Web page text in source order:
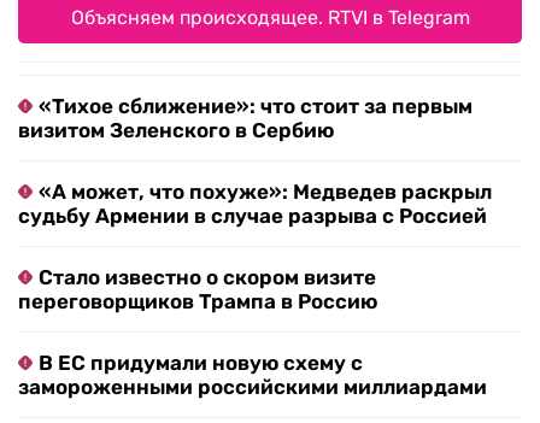
Объясняем происходящее. RTVI в Telegram
«Тихое сближение»: что стоит за первым
визитом Зеленского в Сербию
«А может, что похуже»: Медведев раскрыл
судьбу Армении в случае разрыва с Россией
Стало известно о скором визите
переговорщиков Трампа в Россию
В ЕС придумали новую схему с
замороженными российскими миллиардами